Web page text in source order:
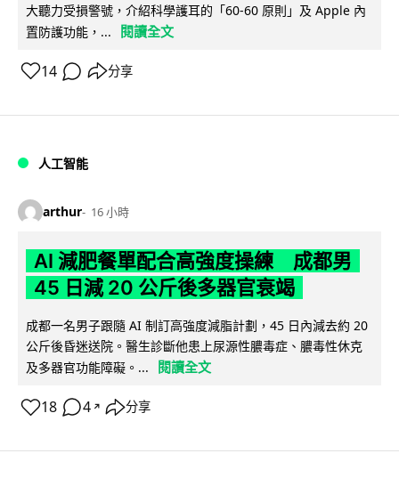
大聽力受損警號，介紹科學護耳的「60-60 原則」及 Apple 內
置防護功能，...
閱讀全文
14 分享
人工智能
arthur 16 小時
AI 減肥餐單配合高強度操練 成都男
45 日減 20 公斤後多器官衰竭
成都一名男子跟隨 AI 制訂高強度減脂計劃，45 日內減去約 20
公斤後昏迷送院。醫生診斷他患上尿源性膿毒症、膿毒性休克
及多器官功能障礙。...
閱讀全文
18 4 ↗ 分享